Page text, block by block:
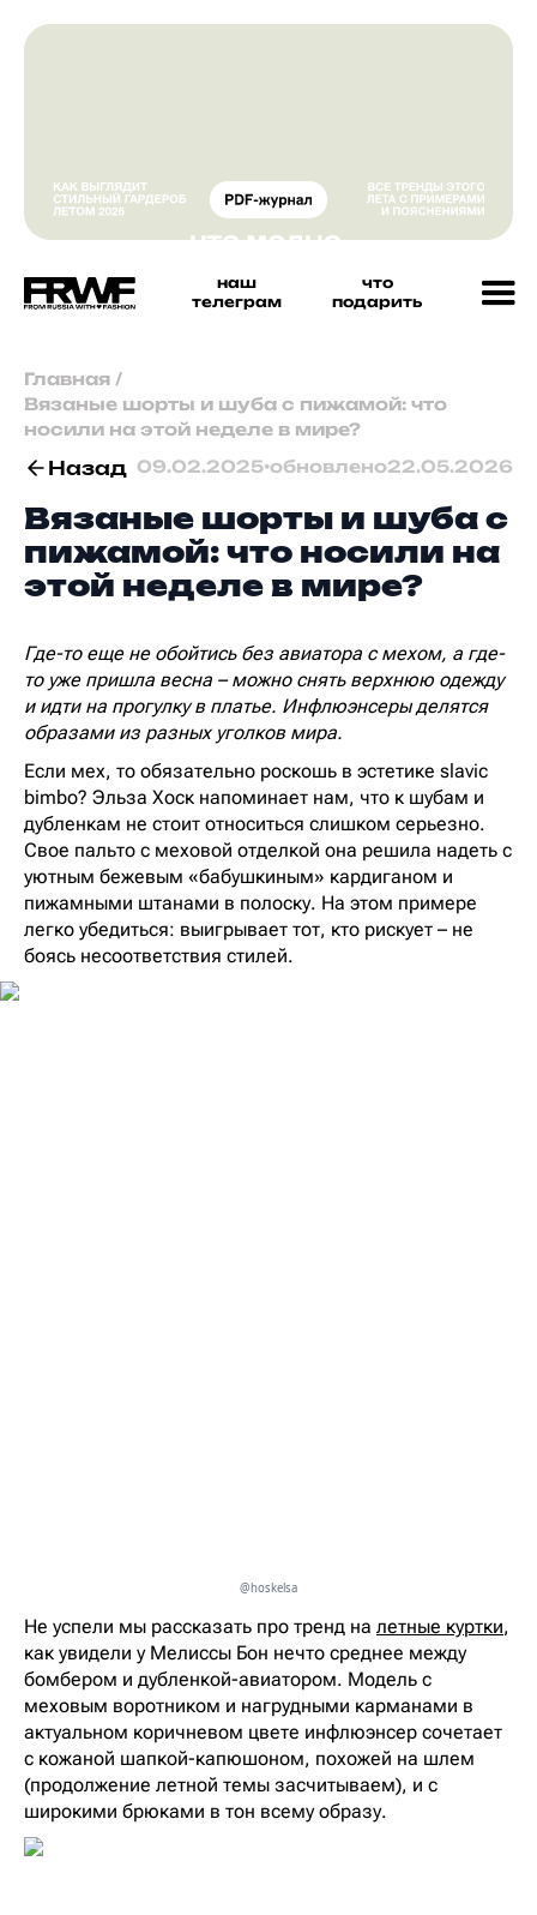
наш
телеграм
что
подарить
Главная /
Вязаные шорты и шуба с пижамой: что
носили на этой неделе в мире?
Назад 09.02.2025•обновлено22.05.2026
Вязаные шорты и шуба с
пижамой: что носили на
этой неделе в мире?
Где-то еще не обойтись без авиатора с мехом, а где-
то уже пришла весна – можно снять верхнюю одежду
и идти на прогулку в платье. Инфлюэнсеры делятся
образами из разных уголков мира.
Если мех, то обязательно роскошь в эстетике slavic
bimbo? Эльза Хоск напоминает нам, что к шубам и
дубленкам не стоит относиться слишком серьезно.
Свое пальто с меховой отделкой она решила надеть с
уютным бежевым «бабушкиным» кардиганом и
пижамными штанами в полоску. На этом примере
легко убедиться: выигрывает тот, кто рискует – не
боясь несоответствия стилей.
@hoskelsa
Не успели мы рассказать про тренд на летные куртки,
как увидели у Мелиссы Бон нечто среднее между
бомбером и дубленкой-авиатором. Модель с
меховым воротником и нагрудными карманами в
актуальном коричневом цвете инфлюэнсер сочетает
с кожаной шапкой-капюшоном, похожей на шлем
(продолжение летной темы засчитываем), и с
широкими брюками в тон всему образу.